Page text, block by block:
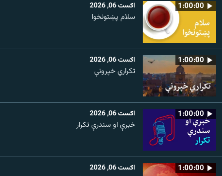
1:00:00 اګست 06, 2026
سلام پښتونخوا
1:00:00 اګست 06, 2026
تکراري خپرونې
1:00:00 اګست 06, 2026
خبرې او سندرې تکرار
1:00:00 اګست 06, 2026